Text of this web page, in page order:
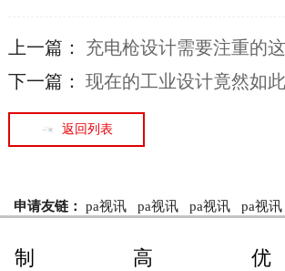
上一篇： 充电枪设计需要注重的
下一篇： 现在的工业设计竟然如此
返回列表
申请友链： pa视讯 pa视讯 pa视讯 pa视讯
制
高
优